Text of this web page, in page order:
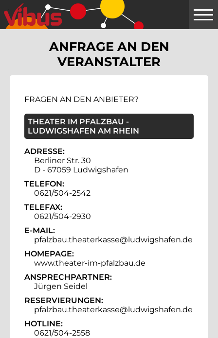
Springe
zum
Hauptinhalt
ANFRAGE AN DEN
VERANSTALTER
FRAGEN AN DEN ANBIETER?
THEATER IM PFALZBAU -
LUDWIGSHAFEN AM RHEIN
ADRESSE:
Berliner Str. 30
D - 67059 Ludwigshafen
TELEFON:
0621/504-2542
TELEFAX:
0621/504-2930
E-MAIL:
pfalzbau.theaterkasse@ludwigshafen.de
HOMEPAGE:
www.theater-im-pfalzbau.de
ANSPRECHPARTNER:
Jürgen Seidel
RESERVIERUNGEN:
pfalzbau.theaterkasse@ludwigshafen.de
HOTLINE:
0621/504-2558